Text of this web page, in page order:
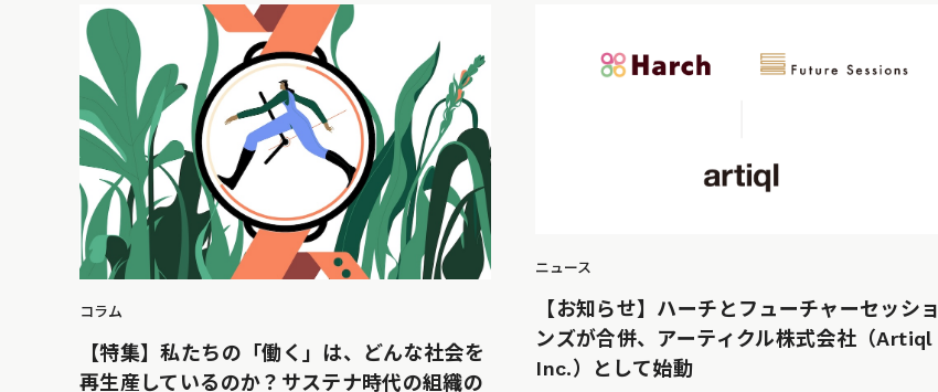
コラム
【特集】私たちの「働く」は、どんな社会を
再生産しているのか？サステナ時代の組織の
ニュース
【お知らせ】ハーチとフューチャーセッショ
ンズが合併、アーティクル株式会社（Artiql
Inc.）として始動